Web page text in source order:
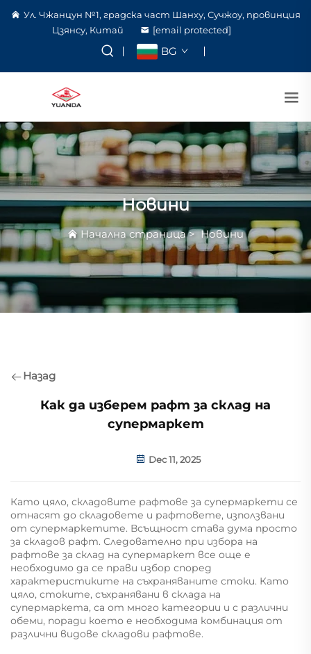
Ул. Чжанцун №1, градска част Шанху, Сучжоу, провинция
Цзянсу, Китай
[email protected]
BG
Новини
Начална страница>Новини
Назад
Как да изберем рафт за склад на
супермаркет
Dec 11, 2025
Като цяло, складовите рафтове за супермаркети се
отнасят до складовете и рафтовете, използвани
от супермаркетите. Всъщност става дума просто
за складов рафт. Следователно при избора на
рафтове за склад на супермаркет все още е
необходимо да се прави избор според
характеристиките на съхраняваните стоки. Като
цяло, стоките, съхранявани в склада на
супермаркета, са от много категории и с различни
обеми, поради което е необходима комбинация от
различни видове складови рафтове.